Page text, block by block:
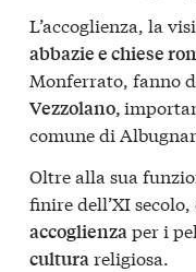
L’accoglienza, la
abbazie e chiese
Monferrato, fanno
Vezzolano,
comune di
Oltre alla sua
finire dell’XI
accoglienzaper i
culturareligiosa.